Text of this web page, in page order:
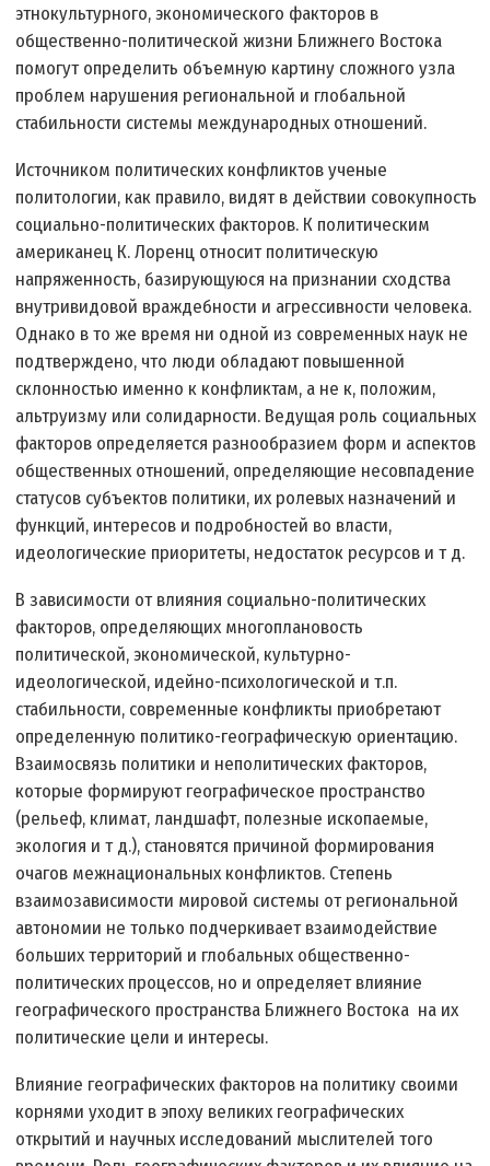
этнокультурного, экономического факторов в
общественно-политической жизни Ближнего Востока
помогут определить объемную картину сложного узла
проблем нарушения региональной и глобальной
стабильности системы международных отношений.
Источником политических конфликтов ученые
политологии, как правило, видят в действии совокупность
социально-политических факторов. К политическим
американец К. Лоренц относит политическую
напряженность, базирующуюся на признании сходства
внутривидовой враждебности и агрессивности человека.
Однако в то же время ни одной из современных наук не
подтверждено, что люди обладают повышенной
склонностью именно к конфликтам, а не к, положим,
альтруизму или солидарности. Ведущая роль социальных
факторов определяется разнообразием форм и аспектов
общественных отношений, определяющие несовпадение
статусов субъектов политики, их ролевых назначений и
функций, интересов и подробностей во власти,
идеологические приоритеты, недостаток ресурсов и т д.
В зависимости от влияния социально-политических
факторов, определяющих многоплановость
политической, экономической, культурно-
идеологической, идейно-психологической и т.п.
стабильности, современные конфликты приобретают
определенную политико-географическую ориентацию.
Взаимосвязь политики и неполитических факторов,
которые формируют географическое пространство
(рельеф, климат, ландшафт, полезные ископаемые,
экология и т д.), становятся причиной формирования
очагов межнациональных конфликтов. Степень
взаимозависимости мировой системы от региональной
автономии не только подчеркивает взаимодействие
больших территорий и глобальных общественно-
политических процессов, но и определяет влияние
географического пространства Ближнего Востока на их
политические цели и интересы.
Влияние географических факторов на политику своими
корнями уходит в эпоху великих географических
открытий и научных исследований мыслителей того